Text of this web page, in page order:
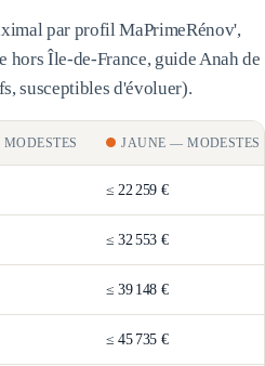
par profil MaPrimeRénov',
hors Île-de-France, guide Anah de
susceptibles d'évoluer).
MODESTES JAUNE —MODESTES
≤ 22 259 €
≤32 553 €
≤39 148 €
≤45 735 €